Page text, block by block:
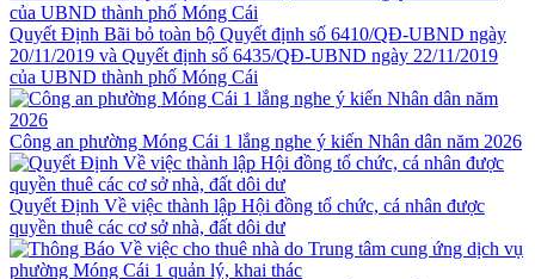
Quyết Định Bãi bỏ toàn bộ Quyết định số 6410/QĐ-UBND ngày
20/11/2019 và Quyết định số 6435/QĐ-UBND ngày 22/11/2019
của UBND thành phố Móng Cái
Công an phường Móng Cái 1 lắng nghe ý kiến Nhân dân năm 2026
Quyết Định Về việc thành lập Hội đồng tổ chức, cá nhân được
quyền thuê các cơ sở nhà, đất dôi dư